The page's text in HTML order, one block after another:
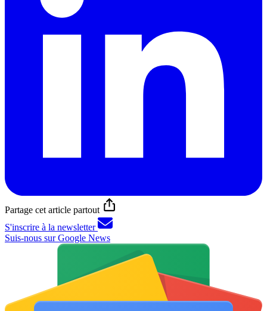
Partage cet article partout
S'inscrire à la newsletter
Suis-nous sur Google News